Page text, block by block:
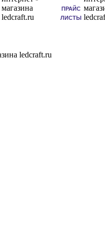
ПРАЙС
ЛИСТЫ